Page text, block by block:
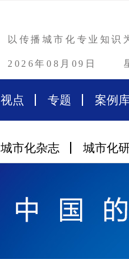
以传播城市化专业知识
2026年08月09日
视点 专题 案例
城市化杂志 城市化